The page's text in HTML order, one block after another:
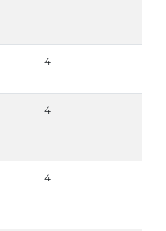
4
4
4